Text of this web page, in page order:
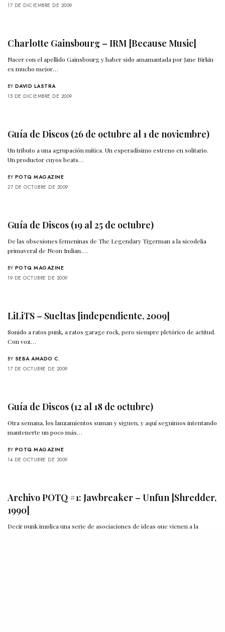
17 DE DICIEMBRE DE 2009
Charlotte Gainsbourg – IRM [Because Music]
Nacer con el apellido Gainsbourg y haber sido amamantada por Jane Birkin
es mucho mejor…
BY DAVID LASTRA
15 DE DICIEMBRE DE 2009
Guía de Discos (26 de octubre al 1 de noviembre)
Un tributo a una agrupación mítica. Un esperadísimo estreno en solitario.
Un productor cuyos beats…
BY POTQ MAGAZINE
27 DE OCTUBRE DE 2009
Guía de Discos (19 al 25 de octubre)
De las obsesiones femeninas de The Legendary Tigerman a la sicodelia
primaveral de Neon Indian.…
BY POTQ MAGAZINE
19 DE OCTUBRE DE 2009
LiLiTS – Sueltas [independiente, 2009]
Sonido a ratos punk, a ratos garage rock, pero siempre pletórico de actitud.
Con voz…
BY SEBA AMADO C.
17 DE OCTUBRE DE 2009
Guía de Discos (12 al 18 de octubre)
Otra semana, los lanzamientos suman y siguen, y aquí seguimos intentando
mantenerte un poco más…
BY POTQ MAGAZINE
14 DE OCTUBRE DE 2009
Archivo POTQ #1: Jawbreaker – Unfun [Shredder,
1990]
Decir punk implica una serie de asociaciones de ideas que vienen a la